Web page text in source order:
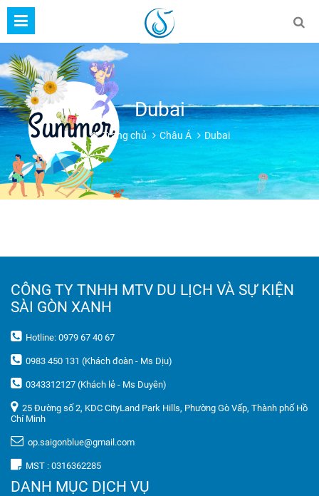
Dubai
Trang chủ Châu Á Dubai
CÔNG TY TNHH MTV DU LỊCH VÀ SỰ KIỆN
SÀI GÒN XANH
Hotline: 0979 67 40 67
0983 450 131 (Khách đoàn - Ms Dịu)
0343312127 (Khách lẻ - Ms Duyên)
25 Đường số 2, KDC CityLand Park Hills, Phường Gò Vấp, Thành phố Hồ
Chí Minh
op.saigonblue@gmail.com
MST : 0316362285
DANH MỤC DỊCH VỤ